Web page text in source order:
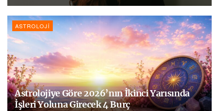
ASTROLOJI
Astrolojiye Göre 2026’nın İkinci Yarısında
İşleri Yoluna Girecek 4 Burç